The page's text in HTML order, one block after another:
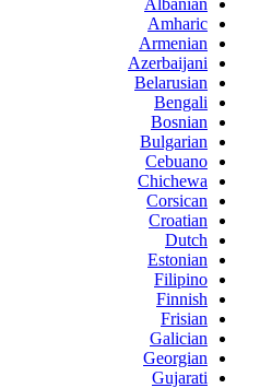
Amharic
Armenian
Azerbaijani
Belarusian
Bengali
Bosnian
Bulgarian
Cebuano
Chichewa
Corsican
Croatian
Dutch
Estonian
Filipino
Finnish
Frisian
Galician
Georgian
Gujarati